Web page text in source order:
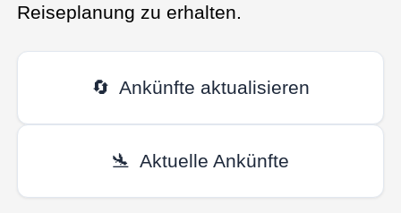
Reiseplanung zu erhalten.
🔄 Ankünfte aktualisieren
🛬 Aktuelle Ankünfte